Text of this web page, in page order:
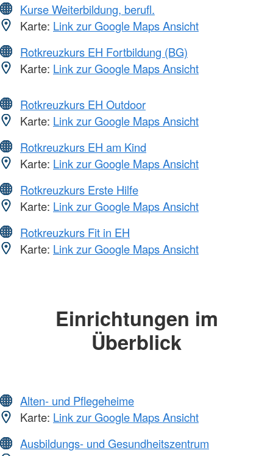
Kurse Weiterbildung, berufl.
Karte: Link zur Google Maps Ansicht
Rotkreuzkurs EH Fortbildung (BG)
Karte: Link zur Google Maps Ansicht
Rotkreuzkurs EH Outdoor
Karte: Link zur Google Maps Ansicht
Rotkreuzkurs EH am Kind
Karte: Link zur Google Maps Ansicht
Rotkreuzkurs Erste Hilfe
Karte: Link zur Google Maps Ansicht
Rotkreuzkurs Fit in EH
Karte: Link zur Google Maps Ansicht
Einrichtungen im
Überblick
Alten- und Pflegeheime
Karte: Link zur Google Maps Ansicht
Ausbildungs- und Gesundheitszentrum